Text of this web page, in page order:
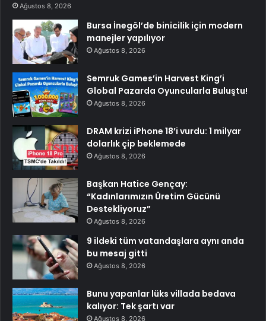
Ağustos 8, 2026
Bursa İnegöl’de binicilik için modern
manejler yapılıyor
Ağustos 8, 2026
Semruk Games’in Harvest King’i
Global Pazarda Oyuncularla Buluştu!
Ağustos 8, 2026
DRAM krizi iPhone 18’i vurdu: 1 milyar
dolarlık çip beklemede
Ağustos 8, 2026
Başkan Hatice Gençay:
“Kadınlarımızın Üretim Gücünü
Destekliyoruz”
Ağustos 8, 2026
9 ildeki tüm vatandaşlara aynı anda
bu mesaj gitti
Ağustos 8, 2026
Bunu yapanlar lüks villada bedava
kalıyor: Tek şartı var
Ağustos 8, 2026